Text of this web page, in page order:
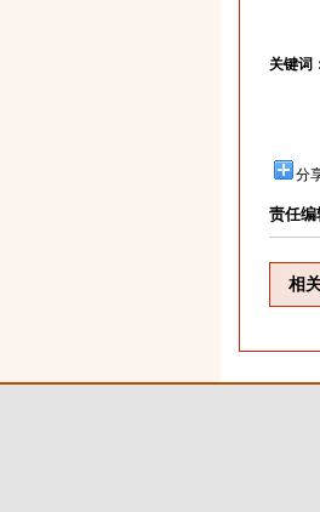
关键词
分
责任编
相